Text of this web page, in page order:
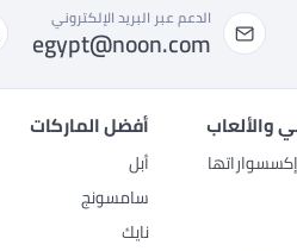
الدعم عبر البريد الإلكتروني
egypt@noon.com
والألعاب أفضل الماركات
أبل
سامسونج
نايك